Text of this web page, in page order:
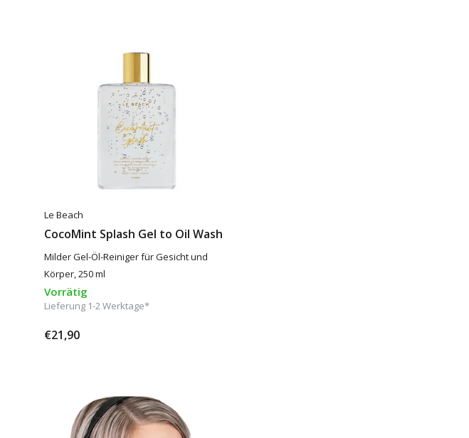
Le Beach
CocoMint Splash Gel to Oil Wash
Milder Gel-Öl-Reiniger für Gesicht und
Körper, 250 ml
Vorrätig
Lieferung 1-2 Werktage*
€21,90